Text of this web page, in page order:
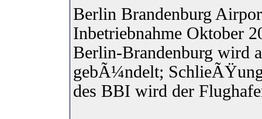
Berlin Brandenburg
Inbetriebnahme Oktober
Berlin-Brandenburg wird
gebÃ¼ndelt;
des BBI wird der